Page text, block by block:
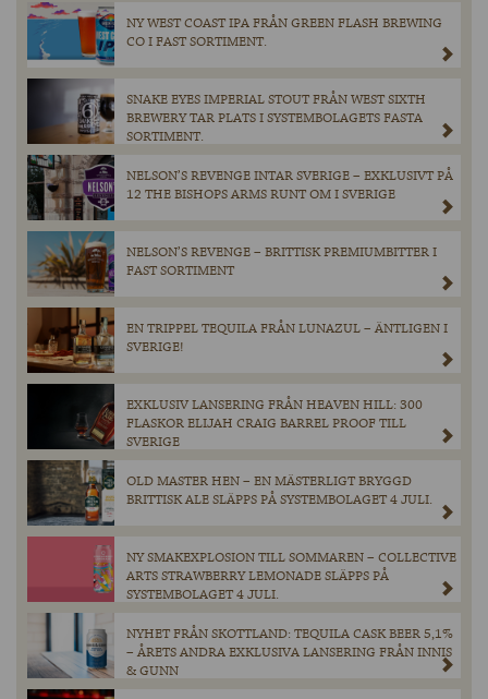
NY WEST COAST IPA FRÅN GREEN FLASH BREWING
CO I FAST SORTIMENT.
SNAKE EYES IMPERIAL STOUT FRÅN WEST SIXTH
BREWERY TAR PLATS I SYSTEMBOLAGETS FASTA
SORTIMENT.
NELSON’S REVENGE INTAR SVERIGE – EXKLUSIVT PÅ
12 THE BISHOPS ARMS RUNT OM I SVERIGE
NELSON’S REVENGE – BRITTISK PREMIUMBITTER I
FAST SORTIMENT
EN TRIPPEL TEQUILA FRÅN LUNAZUL – ÄNTLIGEN I
SVERIGE!
EXKLUSIV LANSERING FRÅN HEAVEN HILL: 300
FLASKOR ELIJAH CRAIG BARREL PROOF TILL
SVERIGE
OLD MASTER HEN – EN MÄSTERLIGT BRYGGD
BRITTISK ALE SLÄPPS PÅ SYSTEMBOLAGET 4 JULI.
NY SMAKEXPLOSION TILL SOMMAREN – COLLECTIVE
ARTS STRAWBERRY LEMONADE SLÄPPS PÅ
SYSTEMBOLAGET 4 JULI.
NYHET FRÅN SKOTTLAND: TEQUILA CASK BEER 5,1%
– ÅRETS ANDRA EXKLUSIVA LANSERING FRÅN INNIS
& GUNN